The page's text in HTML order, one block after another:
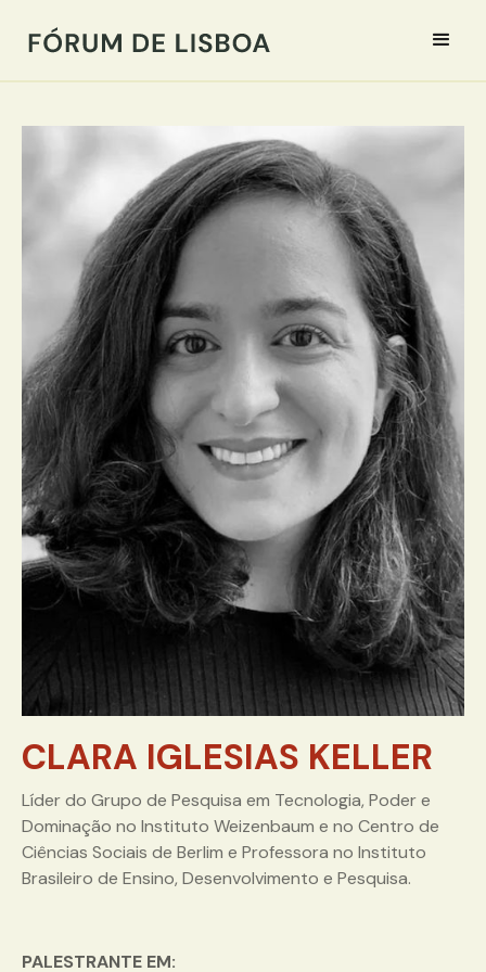
CLARA IGLESIAS KELLER
Líder do Grupo de Pesquisa em Tecnologia, Poder e
Dominação no Instituto Weizenbaum e no Centro de
Ciências Sociais de Berlim e Professora no Instituto
Brasileiro de Ensino, Desenvolvimento e Pesquisa.
PALESTRANTE EM: